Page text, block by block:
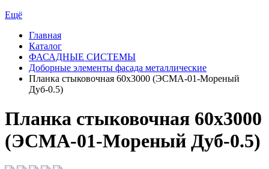
Ещё
Главная
Каталог
ФАСАДНЫЕ СИСТЕМЫ
Доборные элементы фасада металлические
Планка стыковочная 60х3000 (ЭСМА-01-Мореный
Дуб-0.5)
Планка стыковочная 60х3000
(ЭСМА-01-Мореный Дуб-0.5)